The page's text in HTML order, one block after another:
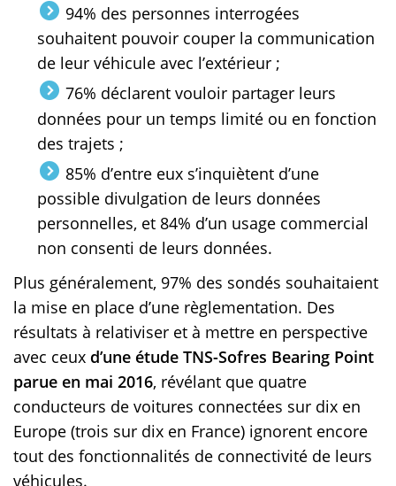
94% des personnes interrogées
souhaitent pouvoir couper la communication
de leur véhicule avec l’extérieur ;
76% déclarent vouloir partager leurs
données pour un temps limité ou en fonction
des trajets ;
85% d’entre eux s’inquiètent d’une
possible divulgation de leurs données
personnelles, et 84% d’un usage commercial
non consenti de leurs données.
Plus généralement, 97% des sondés souhaitaient
la mise en place d’une règlementation. Des
résultats à relativiser et à mettre en perspective
avec ceux d’une étude TNS-Sofres Bearing Point
parue en mai 2016, révélant que quatre
conducteurs de voitures connectées sur dix en
Europe (trois sur dix en France) ignorent encore
tout des fonctionnalités de connectivité de leurs
véhicules.